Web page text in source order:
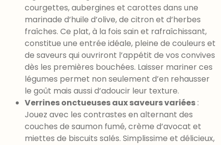
courgettes, aubergines et carottes dans une
marinade d’huile d’olive, de citron et d’herbes
fraîches. Ce plat, à la fois sain et rafraîchissant,
constitue une entrée idéale, pleine de couleurs et
de saveurs qui ouvriront l’appétit de vos convives
dès les premières bouchées. Laisser mariner ces
légumes permet non seulement d’en rehausser
le goût mais aussi d’adoucir leur texture.
Verrines onctueuses aux saveurs variées :
Jouez avec les contrastes en alternant des
couches de saumon fumé, crème d’avocat et
miettes de biscuits salés. Simplissime et délicieux,